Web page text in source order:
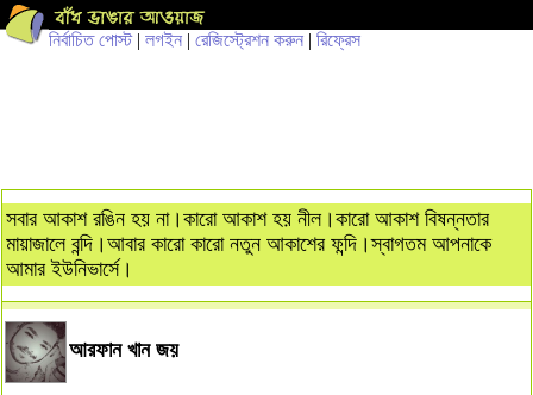
নির্বাচিত পোস্ট| লগইন | রেজিস্ট্রেশন করুন | রিফ্রেস
সবার আকাশ রঙিন হয় না।কারো আকাশ হয় নীল।কারো আকাশ বিষন্নতার
মায়াজালে বন্দি।আবার কারো কারো নতুন আকাশের ফন্দি।স্বাগতম আপনাকে
আমার ইউনিভার্সে।
আরফান খান জয়